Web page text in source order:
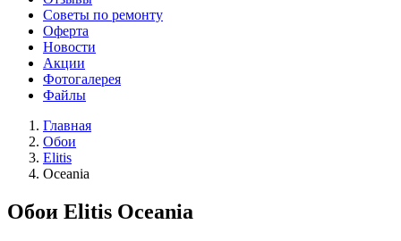
Советы по ремонту
Оферта
Новости
Акции
Фотогалерея
Файлы
Главная
Обои
Elitis
Oceania
Обои Elitis Oceania